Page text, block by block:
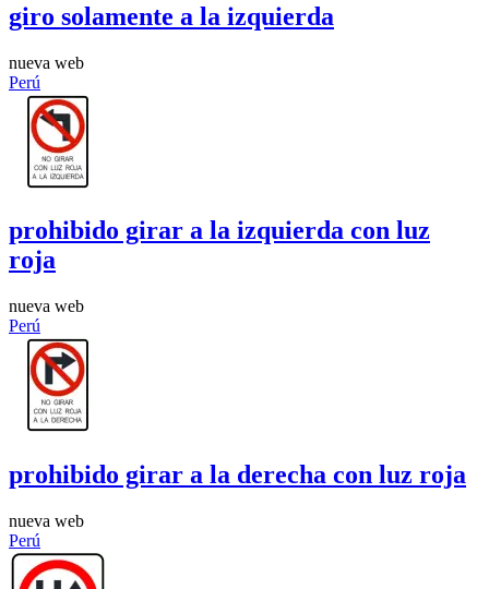
giro solamente a la izquierda
nueva web
Perú
prohibido girar a la izquierda con luz
roja
nueva web
Perú
prohibido girar a la derecha con luz roja
nueva web
Perú